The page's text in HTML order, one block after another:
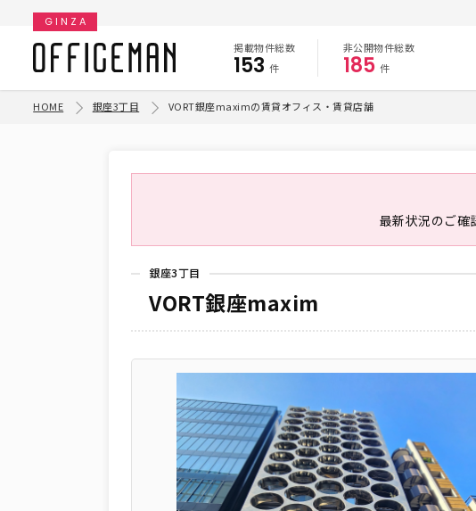
GINZA
掲載物件総数
153 件
非公開物件総数
185 件
HOME 銀座3丁目 VORT銀座maximの賃貸オフィス・賃貸店舗
最新状況のご確
銀座3丁目
VORT銀座maxim